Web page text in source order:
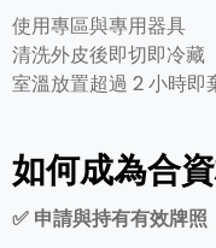
使用專區與專用器具
清洗外皮後即切即冷藏
室溫放置超過 2 小時即
如何成為合
✅ 申請與持有有效牌照